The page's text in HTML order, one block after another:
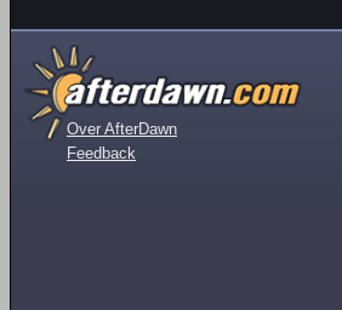
Over AfterDawn
Feedback